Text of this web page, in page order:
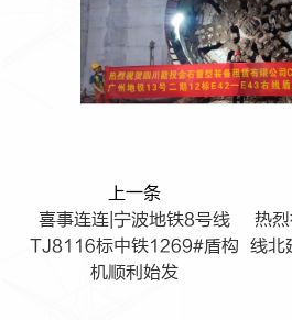
上一条
喜事连连|宁波地铁8号线
TJ8116标中铁1269#盾构
机顺利始发
热
线北